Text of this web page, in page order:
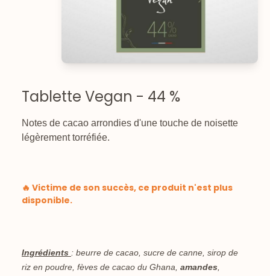
Tablette Vegan - 44 %
Notes de cacao arrondies d'une touche de noisette
légèrement torréfiée.
🔥 Victime de son succès, ce produit n'est plus
disponible.
Ingrédients : beurre de cacao, sucre de canne, sirop de
riz en poudre, fèves de cacao du Ghana, amandes,